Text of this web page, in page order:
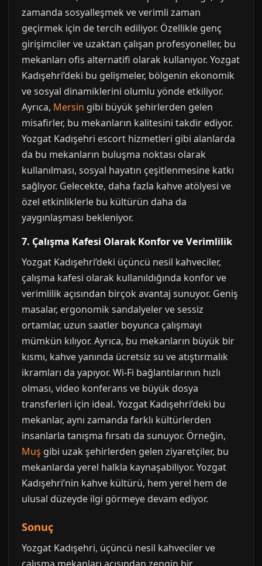
zamanda sosyalleşmek ve verimli zaman
geçirmek için de tercih ediliyor. Özellikle genç
girişimciler ve uzaktan çalışan profesyoneller, bu
mekanları ofis alternatifi olarak kullanıyor. Yozgat
Kadışehri’deki bu gelişmeler, bölgenin ekonomik
ve sosyal dinamiklerini olumlu yönde etkiliyor.
Ayrıca, Mersin gibi büyük şehirlerden gelen
misafirler, bu mekanların kalitesini takdir ediyor.
Yozgat Kadışehri escort hizmetleri gibi alanlarda
da bu mekanların buluşma noktası olarak
kullanılması, sosyal hayatın çeşitlenmesine katkı
sağlıyor. Gelecekte, daha fazla kahve atölyesi ve
özel etkinliklerle bu kültürün daha da
yaygınlaşması bekleniyor.
7. Çalışma Kafesi Olarak Konfor ve Verimlilik
Yozgat Kadışehri’deki üçüncü nesil kahveciler,
çalışma kafesi olarak kullanıldığında konfor ve
verimlilik açısından birçok avantaj sunuyor. Geniş
masalar, ergonomik sandalyeler ve sessiz
ortamlar, uzun saatler boyunca çalışmayı
mümkün kılıyor. Ayrıca, bu mekanların büyük bir
kısmı, kahve yanında ücretsiz su ve atıştırmalık
ikramları da yapıyor. Wi-Fi bağlantılarının hızlı
olması, video konferans ve büyük dosya
transferleri için ideal. Yozgat Kadışehri’deki bu
mekanlar, aynı zamanda farklı kültürlerden
insanlarla tanışma fırsatı da sunuyor. Örneğin,
Muş gibi uzak şehirlerden gelen ziyaretçiler, bu
mekanlarda yerel halkla kaynaşabiliyor. Yozgat
Kadışehri’nin kahve kültürü, hem yerel hem de
ulusal düzeyde ilgi görmeye devam ediyor.
Sonuç
Yozgat Kadışehri, üçüncü nesil kahveciler ve